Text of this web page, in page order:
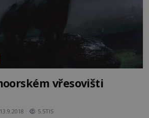
vřesovišti
13.9.2018 5.5TIS